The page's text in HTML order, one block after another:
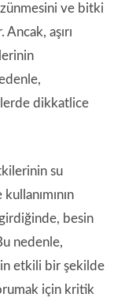
ve bitki
Ancak, aşırı
dikkatlice
su
besin
nedenle,
etkili bir şekilde
için kritik